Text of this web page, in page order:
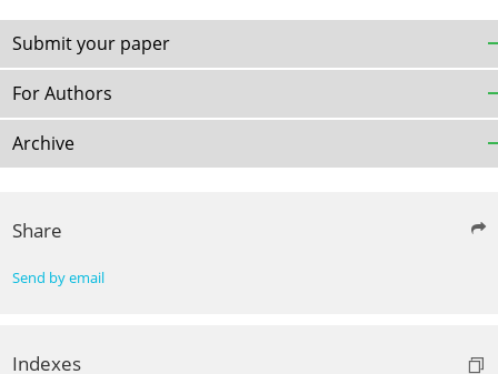
Submit your paper
For Authors
Archive
Share
Send by email
Indexes